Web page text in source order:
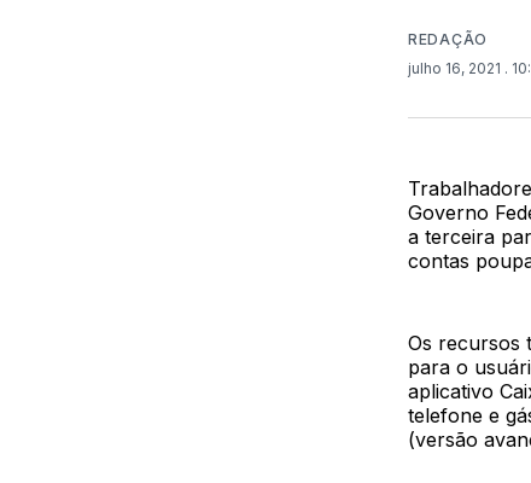
REDAÇÃO
julho 16, 2021 .
Governo
a terceira
contas
Os recursos
para o
aplicativo
telefone e
(versão